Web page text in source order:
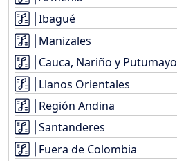
Ibagué
Manizales
Cauca, Nariño y Putumayo
Llanos Orientales
Región Andina
Santanderes
Fuera de Colombia